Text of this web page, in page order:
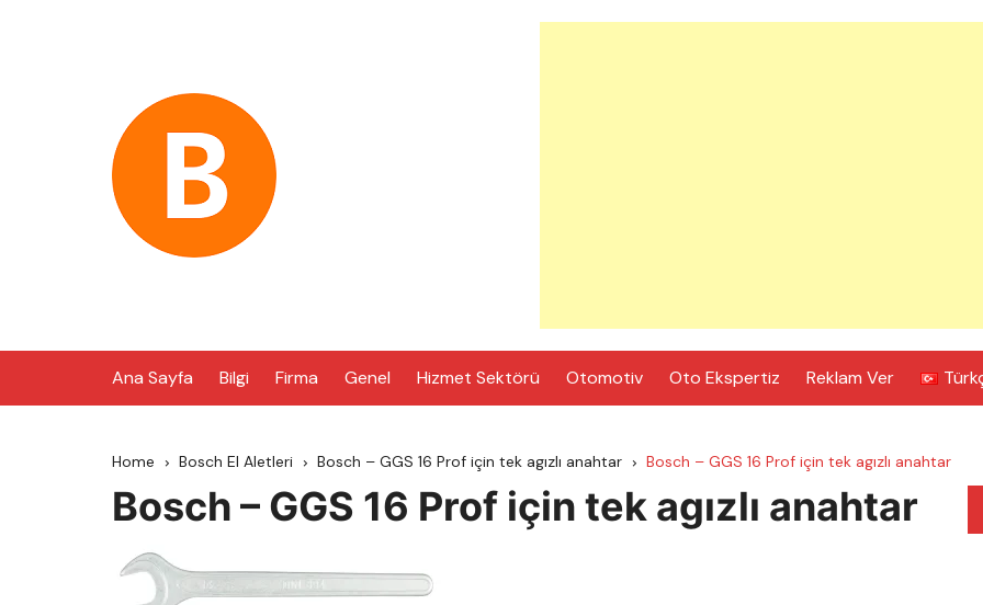
Ana Sayfa Bilgi Firma Genel Hizmet Sektörü Otomotiv Oto Ekspertiz Reklam Ver
Home Bosch El Aletleri Bosch – GGS 16 Prof için tek agızlı anahtar Bosch – GGS 16 Prof için tek agızlı anahtar
Bosch – GGS 16 Prof için tek agızlı anahtar